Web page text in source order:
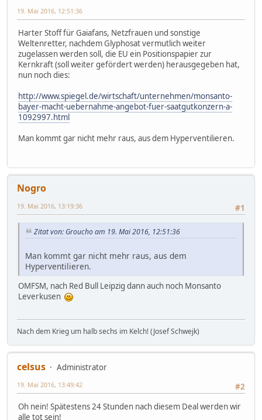
19. Mai 2016, 12:51:36
Harter Stoff für Gaiafans, Netzfrauen und sonstige
Weltenretter, nachdem Glyphosat vermutlich weiter
zugelassen werden soll, die EU ein Positionspapier zur
Kernkraft (soll weiter gefördert werden) herausgegeben hat,
nun noch dies:
http://www.spiegel.de/wirtschaft/unternehmen/monsanto-
bayer-macht-uebernahme-angebot-fuer-saatgutkonzern-a-
1092997.html
Man kommt gar nicht mehr raus, aus dem Hyperventilieren.
Nogro
#1
19. Mai 2016, 13:19:36
Zitat von: Groucho am 19. Mai 2016, 12:51:36
Man kommt gar nicht mehr raus, aus dem
Hyperventilieren.
OMFSM, nach Red Bull Leipzig dann auch noch Monsanto
Leverkusen
Nach dem Krieg um halb sechs im Kelch! (Josef Schwejk)
celsus
Administrator
#2
19. Mai 2016, 13:49:42
Oh nein! Spätestens 24 Stunden nach diesem Deal werden wir
alle tot sein!